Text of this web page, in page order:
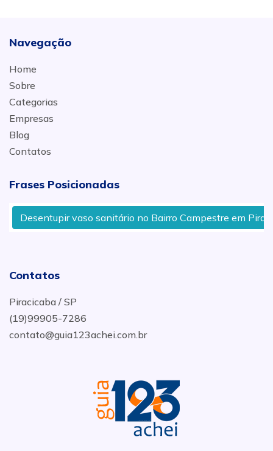
Navegação
Home
Sobre
Categorias
Empresas
Blog
Contatos
Frases Posicionadas
Desentupir vaso sanitário no Bairro Campestre em
Contatos
Piracicaba / SP
(19)99905-7286
contato@guia123achei.com.br